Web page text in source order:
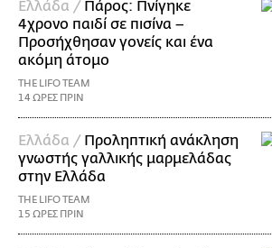
Ελλάδα / Πάρος: Πνίγηκε
4χρονο παιδί σε πισίνα –
Προσήχθησαν γονείς και ένα
ακόμη άτομο
THE LIFO TEAM
14 ΩΡΕΣ ΠΡΙΝ
Ελλάδα / Προληπτική ανάκληση
γνωστής γαλλικής μαρμελάδας
στην Ελλάδα
THE LIFO TEAM
15 ΩΡΕΣ ΠΡΙΝ